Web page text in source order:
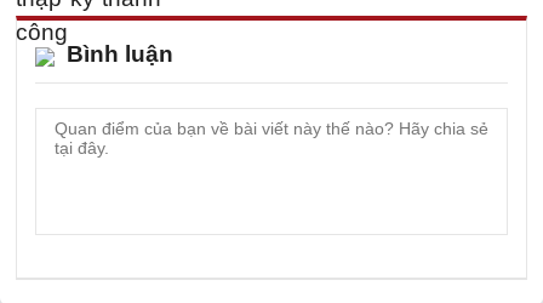
Bình luận